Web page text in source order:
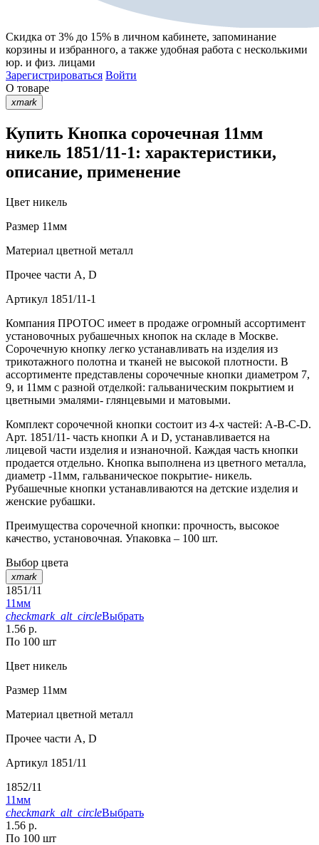
Скидка от 3% до 15% в личном кабинете, запоминание
корзины и избранного, а также удобная работа с несколькими
юр. и физ. лицами
Зарегистрироваться Войти
О товаре
xmark
Купить Кнопка сорочечная 11мм
никель 1851/11-1: характеристики,
описание, применение
Цвет никель
Размер 11мм
Материал цветной металл
Прочее части А, D
Артикул 1851/11-1
Компания ПРОТОС имеет в продаже огромный ассортимент
установочных рубашечных кнопок на складе в Москве.
Сорочечную кнопку легко устанавливать на изделия из
трикотажного полотна и тканей не высокой плотности. В
ассортименте представлены сорочечные кнопки диаметром 7,
9, и 11мм с разной отделкой: гальваническим покрытием и
цветными эмалями- глянцевыми и матовыми.
Комплект сорочечной кнопки состоит из 4-х частей: А-В-С-D.
Арт. 1851/11- часть кнопки А и D, устанавливается на
лицевой части изделия и изнаночной. Каждая часть кнопки
продается отдельно. Кнопка выполнена из цветного металла,
диаметр -11мм, гальваническое покрытие- никель.
Рубашечные кнопки устанавливаются на детские изделия и
женские рубашки.
Преимущества сорочечной кнопки: прочность, высокое
качество, установочная. Упаковка – 100 шт.
Выбор цвета
xmark
1851/11
11мм
checkmark_alt_circleВыбрать
1.56 р.
По 100 шт
Цвет никель
Размер 11мм
Материал цветной металл
Прочее части А, D
Артикул 1851/11
1852/11
11мм
checkmark_alt_circleВыбрать
1.56 р.
По 100 шт